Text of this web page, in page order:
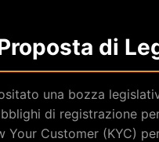
di
una bozza
di registrazione
Your Customer (KYC)